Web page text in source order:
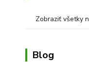
Zobraziť všetky
Blog